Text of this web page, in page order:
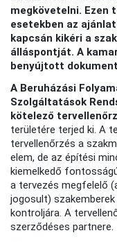
megkövetelni. Ezen
esetekben az
kapcsán kikéri a
álláspontját. A
benyújtott
A Beruházási
Szolgáltatások
kötelező
területére terjed ki. A
tervellenőrzés a
elem, de az építési
kiemelkedő
a tervezés megfelelő
jogosult)
kontroljára. A
szerződéses partnere.